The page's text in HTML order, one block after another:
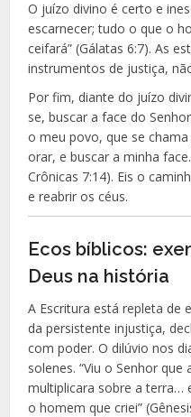
O juízo divino é certo e
escarnecer; tudo o que o
ceifará” (Gálatas 6:7). As
instrumentos de justiça,
Por fim, diante do juízo
se, buscar a face do
o meu povo, que se
orar, e buscar a minha
Crônicas 7:14). Eis o
e reabrir os céus.
Ecos bíblicos:
Deus na história
A Escritura está repleta de
da persistente injustiça,
com poder. O dilúvio nos
solenes. “Viu o Senhor
multiplicara sobre a terra…
o homem que criei”